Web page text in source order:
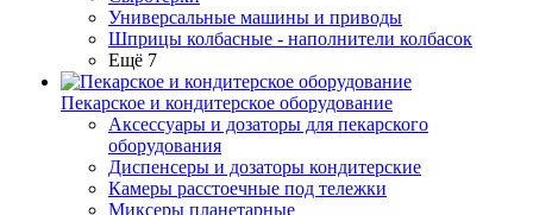
Универсальные машины и приводы
Шприцы колбасные - наполнители колбасок
Ещё 7
Пекарское и кондитерское оборудование
Аксессуары и дозаторы для пекарского
оборудования
Диспенсеры и дозаторы кондитерские
Камеры расстоечные под тележки
Миксеры планетарные